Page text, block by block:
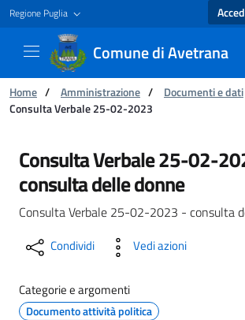
Regione Puglia
Comune di Avetrana
Ti trovi in:
Home / Amministrazione / Documenti e dati
Consulta Verbale 25-02-2023
Consulta Verbale 25-02-2023
Consulta Verbale 25-02-
consulta delle donne
Consulta Verbale 25-02-2023 - consulta
Condividi Vedi azioni
Categorie e argomenti
Documento attività politica